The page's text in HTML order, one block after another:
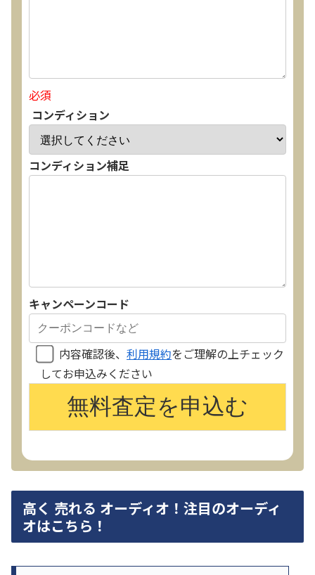
必須
コンディション
コンディション補足
キャンペーンコード
内容確認後、 利用規約をご理解の上チェック
してお申込みください
高く 売れる オーディオ！注目のオーディ
オはこちら！